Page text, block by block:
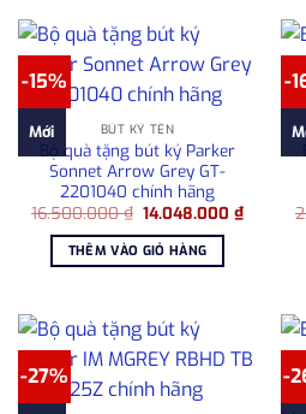
-15%
Mới BÚT KÝ TÊN
Bộ quà tặng bút ký Parker
Sonnet Arrow Grey GT-
2201040 chính hãng
16.500.000₫ Giá
là:
16.500.000 ₫.
14.048.000₫Giá
hiện
THÊM VÀO GIỎ HÀNG
-
-27% -